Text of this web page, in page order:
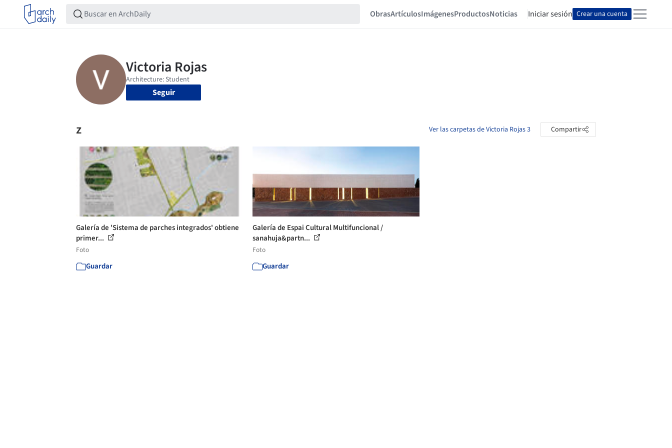
ObrasArtículosImágenesProductosNoticias Iniciar sesión Crear una cuenta
Seguir
z Ver las carpetas de Victoria Rojas 3 Compartir
Galería de 'Sistema de parches integrados' obtiene
primer...
Foto
Guardar
Galería de Espai Cultural Multifuncional /
sanahuja&partn...
Foto
Guardar